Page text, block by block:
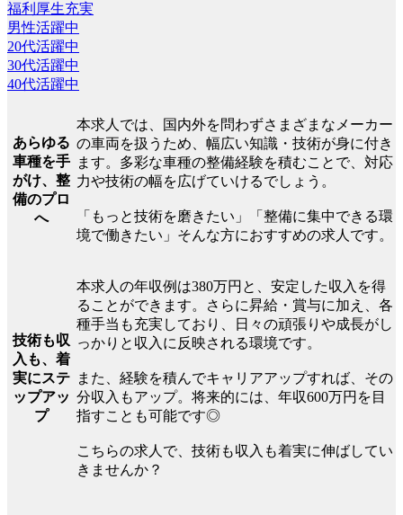
福利厚生充実
男性活躍中
20代活躍中
30代活躍中
40代活躍中
あらゆる
車種を手
がけ、整
備のプロ
へ
本求人では、国内外を問わずさまざまなメーカー
の車両を扱うため、幅広い知識・技術が身に付き
ます。多彩な車種の整備経験を積むことで、対応
力や技術の幅を広げていけるでしょう。
「もっと技術を磨きたい」「整備に集中できる環
境で働きたい」そんな方におすすめの求人です。
技術も収
入も、着
実にステ
ップアッ
プ
本求人の年収例は380万円と、安定した収入を得
ることができます。さらに昇給・賞与に加え、各
種手当も充実しており、日々の頑張りや成長がし
っかりと収入に反映される環境です。
また、経験を積んでキャリアアップすれば、その
分収入もアップ。将来的には、年収600万円を目
指すことも可能です◎
こちらの求人で、技術も収入も着実に伸ばしてい
きませんか？